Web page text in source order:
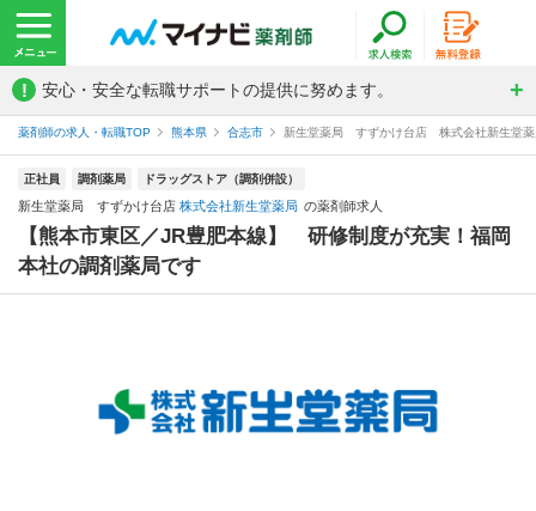
! 安心・安全な転職サポートの提供に努めます。
薬剤師の求人・転職TOP 熊本県 合志市 新生堂薬局 すずかけ台店 株式会社新生堂薬
正社員 調剤薬局 ドラッグストア（調剤併設）
新生堂薬局 すずかけ台店 株式会社新生堂薬局 の薬剤師求人
【熊本市東区／JR豊肥本線】 研修制度が充実！福岡
本社の調剤薬局です